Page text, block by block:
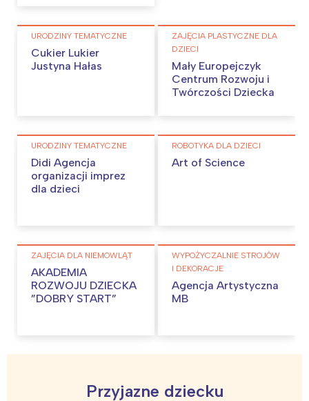
URODZINY TEMATYCZNE
Cukier Lukier
Justyna Hałas
ZAJĘCIA PLASTYCZNE DLA
DZIECI
Mały Europejczyk
Centrum Rozwoju i
Twórczości Dziecka
URODZINY TEMATYCZNE
Didi Agencja
organizacji imprez
dla dzieci
ROBOTYKA DLA DZIECI
Art of Science
ZAJĘCIA DLA NIEMOWLĄT
AKADEMIA
ROZWOJU DZIECKA
”DOBRY START”
WYPOŻYCZALNIE STROJÓW
I DEKORACJE
Agencja Artystyczna
MB
Przyjazne dziecku